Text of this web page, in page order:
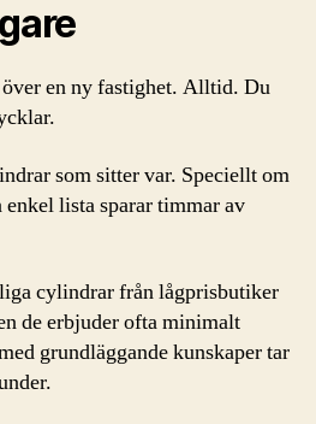
en ny fastighet. Alltid. Du
som sitter var. Speciellt om
enkel lista sparar timmar av
cylindrar från lågprisbutiker
de erbjuder ofta minimalt
grundläggande kunskaper tar